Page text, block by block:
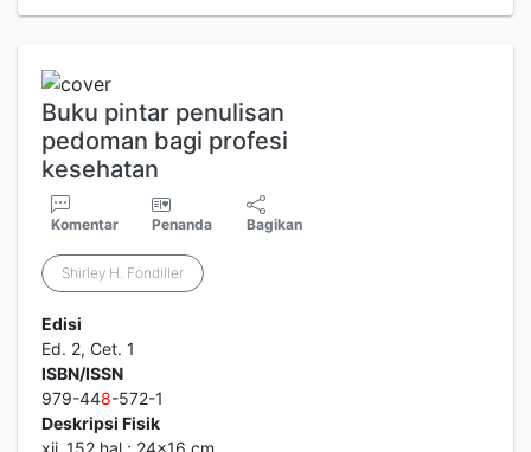
Buku pintar penulisan
pedoman bagi profesi
kesehatan
Komentar Penanda Bagikan
Shirley H. Fondiller
Edisi
Ed. 2, Cet. 1
ISBN/ISSN
979-448-572-1
Deskripsi Fisik
xii,,152 hal.; 24x16 cm